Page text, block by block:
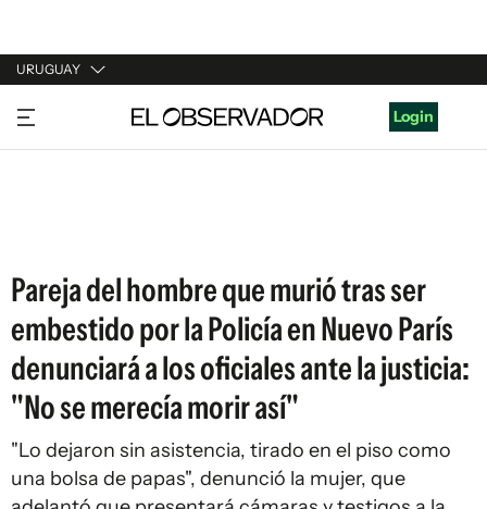
URUGUAY
URUGUAY
ARGENTINA
Login
Pareja del hombre que murió tras ser
embestido por la Policía en Nuevo París
denunciará a los oficiales ante la justicia:
"No se merecía morir así"
"Lo dejaron sin asistencia, tirado en el piso como
una bolsa de papas", denunció la mujer, que